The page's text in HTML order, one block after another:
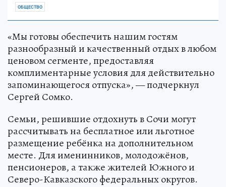
ОБЩЕСТВО
«Мы готовы обеспечить нашим гостям
разнообразный и качественный отдых в любом
ценовом сегменте, предоставляя
комплиментарные условия для действительно
запоминающегося отпуска», — подчеркнул
Сергей Сомко.
Семьи, решившие отдохнуть в Сочи могут
рассчитывать на бесплатное или льготное
размещение ребёнка на дополнительном
месте. Для именинников, молодожёнов,
пенсионеров, а также жителей Южного и
Северо-Кавказского федеральных округов.